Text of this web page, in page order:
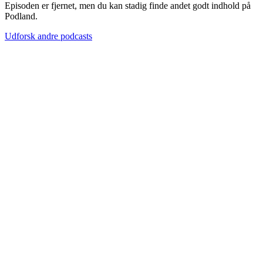
Episoden er fjernet, men du kan stadig finde andet godt indhold på
Podland.
Udforsk andre podcasts